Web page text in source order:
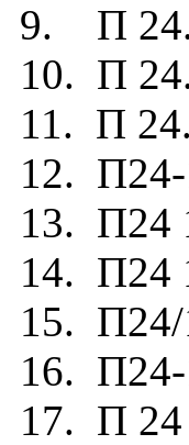
9. П
10. П
11. П
12.
13. П24
14. П24
15.
16.
17. П 24